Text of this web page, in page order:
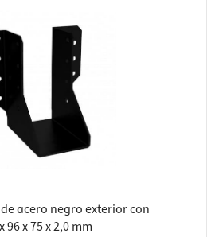
acero negro exterior con
x 75 x 2,0 mm